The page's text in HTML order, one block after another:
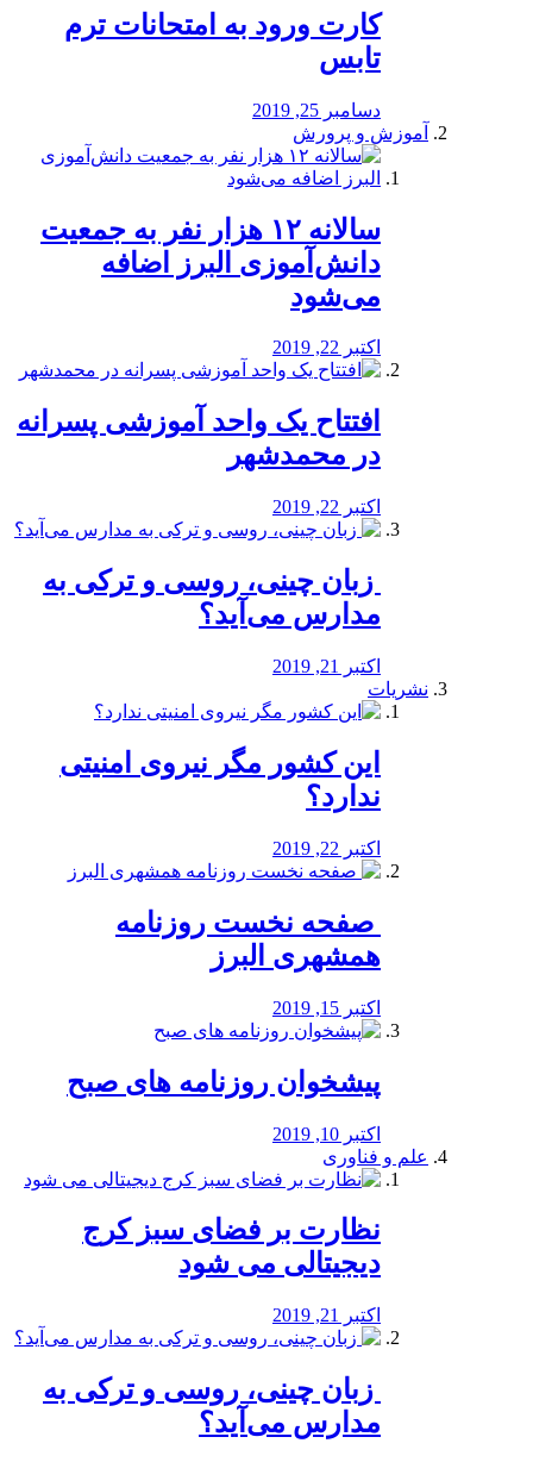
کارت ورود به امتحانات ترم
تابس
دسامبر 25, 2019
آموزش و پرورش
️سالانه ۱۲ هزار نفر به جمعیت
دانش‌آموزی البرز اضافه
می‌شود
اکتبر 22, 2019
افتتاح یک واحد آموزشی پسرانه
در محمدشهر
اکتبر 22, 2019
️ زبان چینی، روسی و ترکی به
مدارس می‌آید؟
اکتبر 21, 2019
نشریات
این کشور مگر نیروی امنیتی
ندارد؟
اکتبر 22, 2019
️ صفحه نخست روزنامه‌
همشهری البرز
اکتبر 15, 2019
پیشخوان روزنامه های صبح
اکتبر 10, 2019
علم و فناوری
نظارت بر فضای سبز کرج
دیجیتالی می شود
اکتبر 21, 2019
️ زبان چینی، روسی و ترکی به
مدارس می‌آید؟